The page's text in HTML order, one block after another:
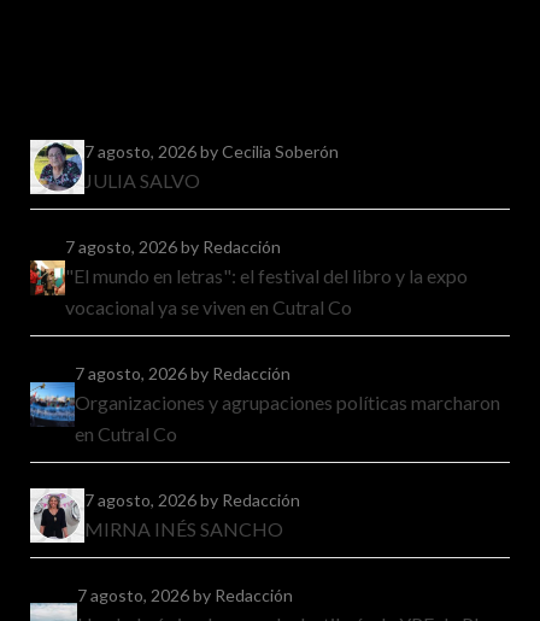
7 agosto, 2026by Cecilia Soberón
JULIA SALVO
7 agosto, 2026by Redacción
"El mundo en letras": el festival del libro y la expo
vocacional ya se viven en Cutral Co
7 agosto, 2026by Redacción
Organizaciones y agrupaciones políticas marcharon
en Cutral Co
7 agosto, 2026by Redacción
MIRNA INÉS SANCHO
7 agosto, 2026by Redacción